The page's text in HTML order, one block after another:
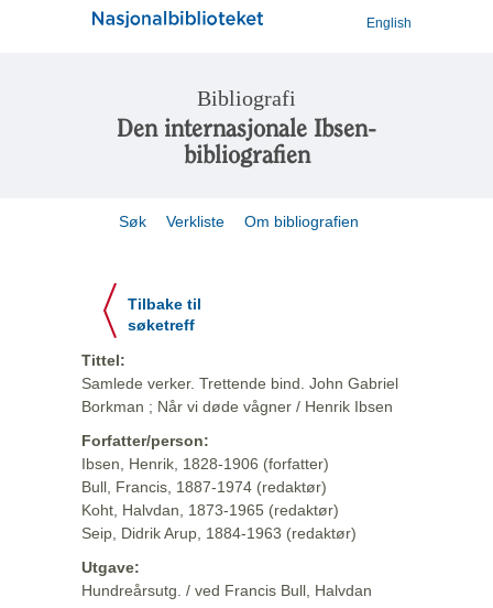
English
Bibliografi
Den internasjonale Ibsen-
bibliografien
Søk Verkliste Om bibliografien
Tilbake til
søketreff
Tittel:
Samlede verker. Trettende bind. John Gabriel
Borkman ; Når vi døde vågner / Henrik Ibsen
Forfatter/person:
Ibsen, Henrik, 1828-1906 (forfatter)
Bull, Francis, 1887-1974 (redaktør)
Koht, Halvdan, 1873-1965 (redaktør)
Seip, Didrik Arup, 1884-1963 (redaktør)
Utgave:
Hundreårsutg. / ved Francis Bull, Halvdan